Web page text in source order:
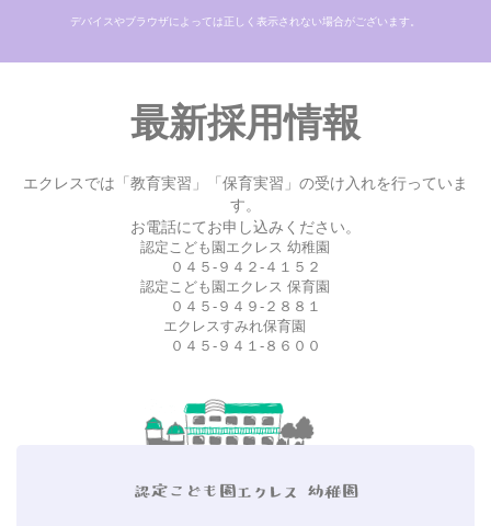
デバイスやブラウザによっては正しく表示されない場合がございます。
最新採用情報
エクレスでは「教育実習」「保育実習」の受け入れを行っていま
す。
お電話にてお申し込みください。
認定こども園エクレス 幼稚園
０４５-９４２-４１５２
認定こども園エクレス 保育園
０４５-９４９-２８８１
エクレスすみれ保育園
０４５-９４１-８６００